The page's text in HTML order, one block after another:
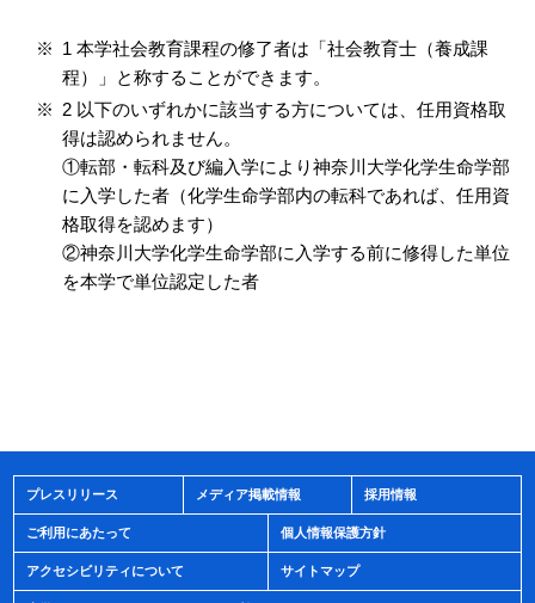
1 本学社会教育課程の修了者は「社会教育士（養成課
程）」と称することができます。
2 以下のいずれかに該当する方については、任用資格取
得は認められません。
①転部・転科及び編入学により神奈川大学化学生命学部
に入学した者（化学生命学部内の転科であれば、任用資
格取得を認めます）
②神奈川大学化学生命学部に入学する前に修得した単位
を本学で単位認定した者
プレスリリース メディア掲載情報 採用情報
ご利用にあたって 個人情報保護方針
アクセシビリティについて サイトマップ